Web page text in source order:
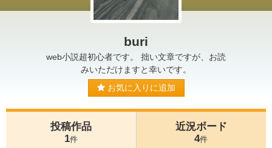
buri
web小説超初心者です。 拙い文章ですが、お読
みいただけますと幸いです。
お気に入りに追加
投稿作品
1件
近況ボード
4件